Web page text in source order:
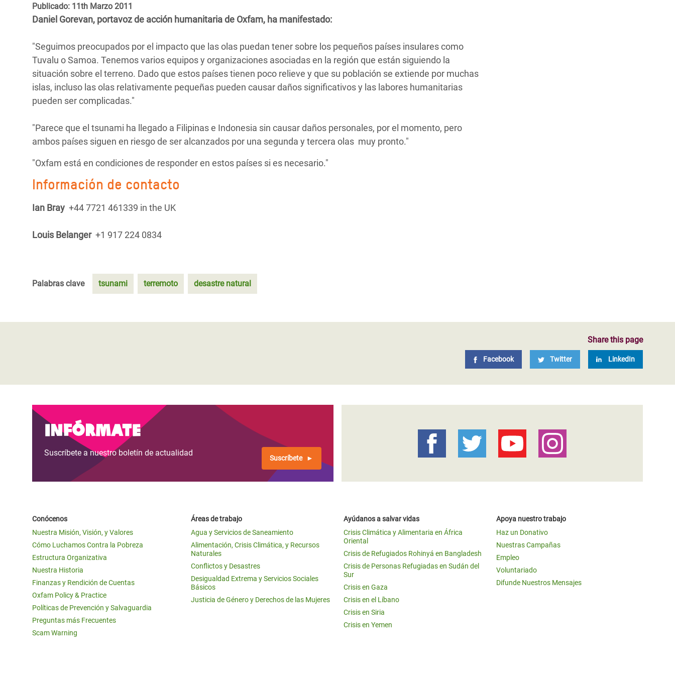
Conflictos y Desastres
Desigualdad Extrema y
Servicios Sociales Básicos
Inequality and Rights in a
Digital Age
en África Oriental
Crisis de Personas Refugiadas
en Sudán del Sur
Crisis de Refugiados Rohinyá
en Bangladesh
Crisis en Yemen
#ActuaPorElClima
se Oculta tras los Alimentos
¡Basta! Acabemos con las violencias contra
mujeres y niñas
ayuda
a
la
navegación
Publicado: 11th Marzo 2011
Daniel Gorevan, portavoz de acción humanitaria de Oxfam, ha manifestado:
"Seguimos preocupados por el impacto que las olas puedan tener sobre los pequeños países insulares como
Tuvalu o Samoa. Tenemos varios equipos y organizaciones asociadas en la región que están siguiendo la
situación sobre el terreno. Dado que estos países tienen poco relieve y que su población se extiende por muchas
islas, incluso las olas relativamente pequeñas pueden causar daños significativos y las labores humanitarias
pueden ser complicadas."
"Parece que el tsunami ha llegado a Filipinas e Indonesia sin causar daños personales, por el momento, pero
ambos países siguen en riesgo de ser alcanzados por una segunda y tercera olas muy pronto."
"Oxfam está en condiciones de responder en estos países si es necesario."
Información de contacto
Ian Bray +44 7721 461339 in the UK
Louis Belanger+1 917 224 0834
Palabras clave tsunami terremoto desastre natural
Share this page
Facebook Twitter LinkedIn
Infórmate
Suscríbete a nuestro boletín de actualidad
Suscríbete
Conócenos
Nuestra Misión, Visión, y Valores
Cómo Luchamos Contra la Pobreza
Estructura Organizativa
Nuestra Historia
Finanzas y Rendición de Cuentas
Oxfam Policy & Practice
Políticas de Prevención y Salvaguardia
Preguntas más Frecuentes
Scam Warning
Áreas de trabajo
Agua y Servicios de Saneamiento
Alimentación, Crisis Climática, y Recursos
Naturales
Conflictos y Desastres
Desigualdad Extrema y Servicios Sociales
Básicos
Justicia de Género y Derechos de las Mujeres
Ayúdanos a salvar vidas
Crisis Climática y Alimentaria en África
Oriental
Crisis de Refugiados Rohinyá en Bangladesh
Crisis de Personas Refugiadas en Sudán del
Sur
Crisis en Gaza
Crisis en el Líbano
Crisis en Siria
Crisis en Yemen
Apoya nuestro trabajo
Haz un Donativo
Nuestras Campañas
Empleo
Voluntariado
Difunde Nuestros Mensajes